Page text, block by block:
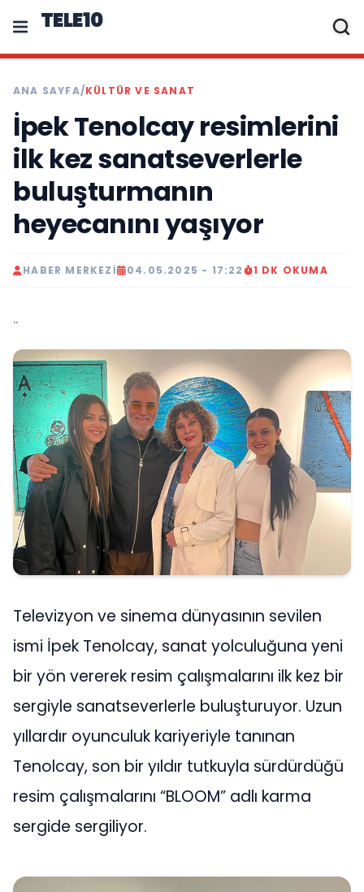
TELE10
ANA SAYFA/KÜLTÜR VE SANAT
İpek Tenolcay resimlerini
ilk kez sanatseverlerle
buluşturmanın
heyecanını yaşıyor
HABER MERKEZI 04.05.2025 - 17:22 1 DK OKUMA
..
Televizyon ve sinema dünyasının sevilen
ismi İpek Tenolcay, sanat yolculuğuna yeni
bir yön vererek resim çalışmalarını ilk kez bir
sergiyle sanatseverlerle buluşturuyor. Uzun
yıllardır oyunculuk kariyeriyle tanınan
Tenolcay, son bir yıldır tutkuyla sürdürdüğü
resim çalışmalarını “BLOOM” adlı karma
sergide sergiliyor.